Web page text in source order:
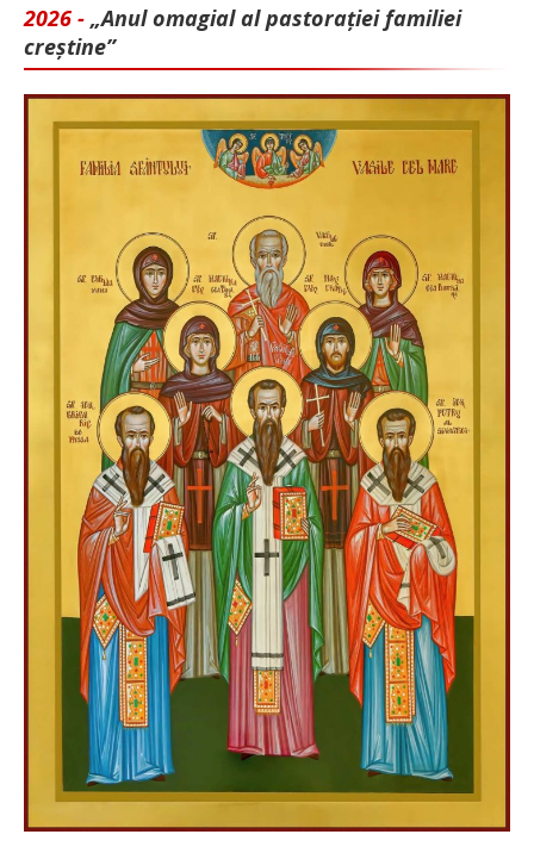
2026 - „Anul omagial al pastorației familiei
creștine”